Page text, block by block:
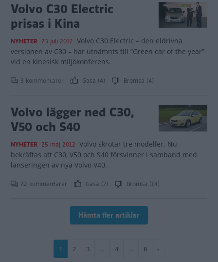
Volvo C30 Electric
prisas i Kina
NYHETER 23 juli 2012 Volvo C30 Electric – den eldrivna
versionen av C30 – har utnämnts till ”Green car of the year”
vid en kinesisk miljökonferens.
3 kommentarer Gasa (4) Bromsa (4)
Volvo lägger ned C30,
V50 och S40
NYHETER 25 maj 2012 Volvo skrotar tre modeller. Nu
bekräftas att C30, V50 och S40 försvinner i samband med
lanseringen av nya Volvo V40.
22 kommentarer Gasa (7) Bromsa (14)
Hämta fler artiklar
PagineringNuvarande
1 Sida
2 Sida
3 … Sida
4 … Sida
8
Nästa
›